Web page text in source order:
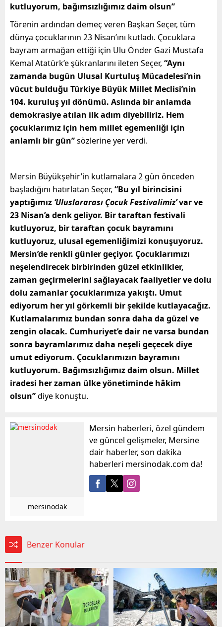
kutluyorum, bağımsızlığımız daim olsun”
Törenin ardından demeç veren Başkan Seçer, tüm
dünya çocuklarının 23 Nisan’ını kutladı. Çocuklara
bayram armağan ettiği için Ulu Önder Gazi Mustafa
Kemal Atatürk’e şükranlarını ileten Seçer, “Aynı
zamanda bugün Ulusal Kurtuluş Mücadelesi’nin
vücut bulduğu Türkiye Büyük Millet Meclisi’nin
104. kuruluş yıl dönümü. Aslında bir anlamda
demokrasiye atılan ilk adım diyebiliriz. Hem
çocuklarımız için hem millet egemenliği için
anlamlı bir gün”sözlerine yer verdi.
Mersin Büyükşehir’in kutlamalara 2 gün önceden
başladığını hatırlatan Seçer, “Bu yıl birincisini
yaptığımız ‘Uluslararası Çocuk Festivalimiz’var ve
23 Nisan’a denk geliyor. Bir taraftan festivali
kutluyoruz, bir taraftan çocuk bayramını
kutluyoruz, ulusal egemenliğimizi konuşuyoruz.
Mersin’de renkli günler geçiyor. Çocuklarımızı
neşelendirecek birbirinden güzel etkinlikler,
zaman geçirmelerini sağlayacak faaliyetler ve dolu
dolu zamanlar çocuklarımıza yakıştı. Umut
ediyorum her yıl görkemli bir şekilde kutlayacağız.
Kutlamalarımız bundan sonra daha da güzel ve
zengin olacak. Cumhuriyet’e dair ne varsa bundan
sonra bayramlarımız daha neşeli geçecek diye
umut ediyorum. Çocuklarımızın bayramını
kutluyorum. Bağımsızlığımız daim olsun. Millet
iradesi her zaman ülke yönetiminde hâkim
olsun”diye konuştu.
mersinodak
Mersin haberleri, özel gündem
ve güncel gelişmeler, Mersine
dair haberler, son dakika
haberleri mersinodak.com da!
Benzer Konular